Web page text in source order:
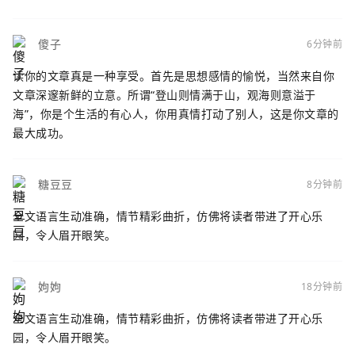
傻子 6分钟前
读你的文章真是一种享受。首先是思想感情的愉悦，当然来自你
文章深邃新鲜的立意。所谓“登山则情满于山，观海则意溢于
海”，你是个生活的有心人，你用真情打动了别人，这是你文章的
最大成功。
糖豆豆 8分钟前
全文语言生动准确，情节精彩曲折，仿佛将读者带进了开心乐
园，令人眉开眼笑。
姁姁 18分钟前
全文语言生动准确，情节精彩曲折，仿佛将读者带进了开心乐
园，令人眉开眼笑。